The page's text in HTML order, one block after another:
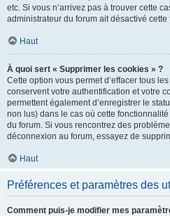
etc. Si vous n’arrivez pas à trouver cette
administrateur du forum ait désactivé
Haut
À quoi sert « Supprimer les cookies » ?
Cette option vous permet d’effacer tous
conservent votre authentification et votre
permettent également d’enregistrer le
non lus) dans le cas où cette
du forum. Si vous rencontrez des
déconnexion au forum, essayez de
Haut
Préférences et paramètres des
Comment puis-je modifier mes